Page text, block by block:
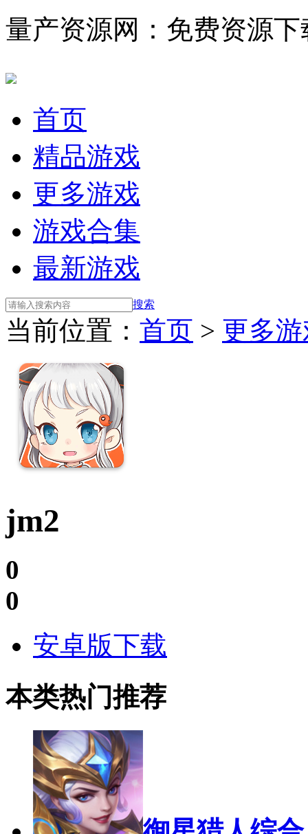
量产资源网：免费资源下
首页
精品游戏
更多游戏
游戏合集
最新游戏
搜索
当前位置： 首页 > 更多
jm2
0
0
安卓版下载
本类热门推荐